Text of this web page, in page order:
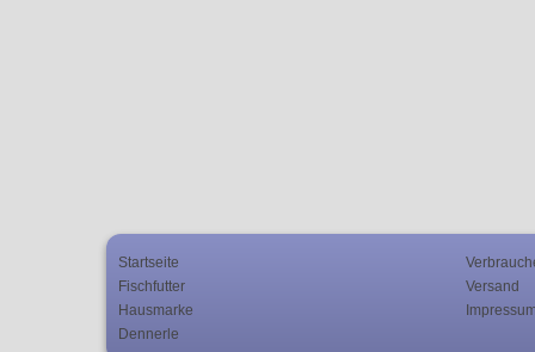
Startseite
Fischfutter
Hausmarke
Dennerle
Versand